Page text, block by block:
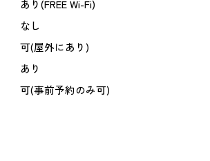
あり(FREE Wi-Fi)
なし
可(屋外にあり)
あり
可(事前予約のみ可)